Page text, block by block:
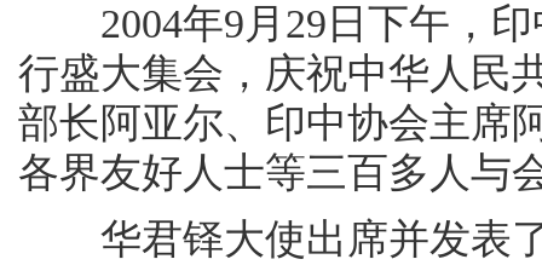
2004年9月29日下午，印
行盛大集会，庆祝中华人民
部长阿亚尔、印中协会主席
各界友好人士等三百多人与
华君铎大使出席并发表了